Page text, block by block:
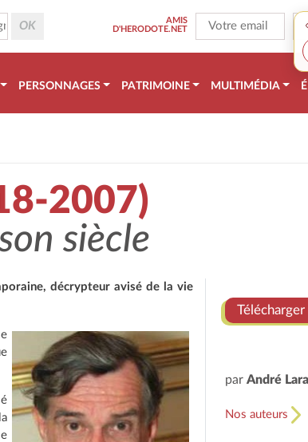
AMIS
D'HERODOTE.NET
PERSONNAGES PATRIMOINE MULTIMÉDIA
2007)
siècle
décrypteur avisé de la vie
par André
Nos auteurs